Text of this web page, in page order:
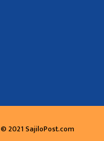
© 2021 SajiloPost.com